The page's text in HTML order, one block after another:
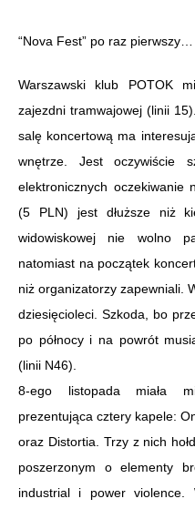
“Nova Fest” po raz pierwszy…
Warszawski klub POTOK
zajezdni tramwajowej (linii
salę koncertową ma
wnętrze. Jest oczywiście
elektronicznych oczekiwanie
(5 PLN) jest dłuższe niż
widowiskowej nie wolno
natomiast na początek
niż organizatorzy zapewniali.
dziesięcioleci. Szkoda, bo
po północy i na powrót
(linii N46).
8-ego listopada miała
prezentująca cztery kapele:
oraz Distortia. Trzy z nich
poszerzonym o elementy
industrial i power